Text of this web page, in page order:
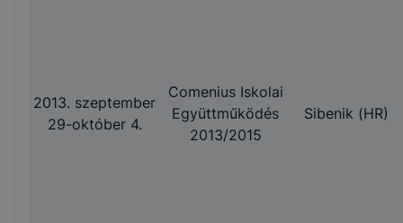
2013. szeptember
29-október 4.
Comenius Iskolai
Együttműködés
2013/2015
Sibenik (HR)